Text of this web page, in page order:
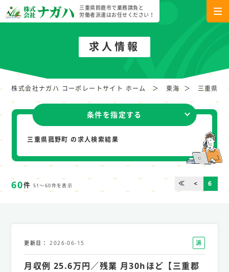
三重県鈴鹿市で業務請負と
労働者派遣はお任せください！
求人情報
株式会社ナガハ コーポレートサイト ホーム 東海 三重県
条件を指定する
三重県菰野町 の求人検索結果
60件 51～60件を表示 ≪ < 6
更新日 2026-06-15
派
遣
社
月収例 25.6万円／残業 月30hほど【三重郡